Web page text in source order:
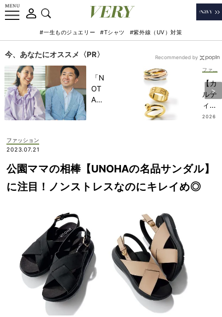
#一生ものジュエリー #Tシャツ #紫外線（UV）対策
今、あなたにオススメ〈PR〉
「N
OT
A
記憶
に一
生残
旅】
を
【カ
ルテ
ィ
エ】
ン
2026
Recommended by
ファッション
2023.07.21
公園ママの相棒【UNOHAの名品サンダル】
に注目！ノンストレスなのにキレイめ◎